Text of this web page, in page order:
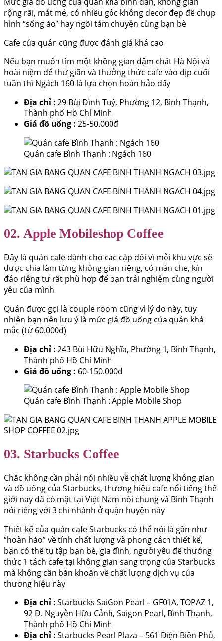
rộng rãi, mát mẻ, có nhiều góc không decor đẹp để chụp
hình “sống ảo” hay ngồi tám chuyện cùng bạn bè
Cafe của quán cũng được đánh giá khá cao
Nếu bạn muốn tìm một không gian đậm chất Hà Nội và
hoài niệm để thư giãn và thưởng thức cafe vào dịp cuối
tuần thì Ngách 160 là lựa chọn hoàn hảo đấy
Địa chỉ : 29 Bùi Đình Tuý, Phường 12, Bình Thạnh,
Thành phố Hồ Chí Minh
Giá đồ uống : 25-50.000đ
Quán cafe Bình Thạnh : Ngách 160
02. Apple Mobileshop Coffee
Đây là quán cafe dành cho các cặp đôi vì mỗi khu vực sẽ
được chia làm từng không gian riêng, có màn che, kín
đáo riêng tư rất phù hợp để bạn trải nghiệm cùng người
yêu của mình
Quán được gọi là couple room cũng vì lý do này, tuy
nhiên bạn nên lưu ý là mức giá đồ uống của quán khá
mắc (từ 60.000đ)
Địa chỉ : 243 Bùi Hữu Nghĩa, Phường 1, Bình Thạnh,
Thành phố Hồ Chí Minh
Giá đồ uống : 60-150.000đ
Quán cafe Bình Thạnh : Apple Mobile Shop
03. Starbucks Coffee
Chắc không cần phải nói nhiều về chất lượng không gian
và đồ uống của Starbucks, thương hiệu cafe nổi tiếng thế
giới nay đã có mặt tại Việt Nam nói chung và Bình Thạnh
nói riêng với 3 chi nhánh ở quận huyện này
Thiết kế của quán cafe Starbucks có thể nói là gần như
“hoàn hảo” về tính chất lượng và phong cách thiết kế,
bạn có thể tụ tập bạn bè, gia đình, người yêu để thưởng
thức 1 tách cafe tại không gian sang trọng của Starbucks
mà không cần băn khoăn về chất lượng dịch vụ của
thương hiệu này
Địa chỉ : Starbucks SaiGon Pearl – GF01A, TOPAZ 1,
92 Đ. Nguyễn Hữu Cảnh, Saigon Pearl, Bình Thạnh,
Thành phố Hồ Chí Minh
Địa chỉ : Starbucks Pearl Plaza – 561 Điện Biên Phủ,